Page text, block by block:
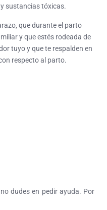
sustancias tóxicas.
que durante el parto
y que estés rodeada de
tuyo y que te respalden en
respecto al parto.
dudes en pedir ayuda. Por